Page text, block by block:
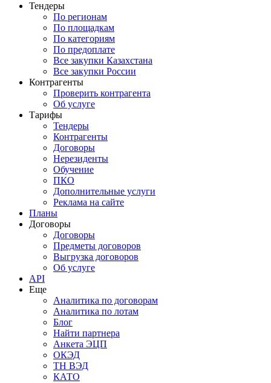
Тендеры
По регионам
По площадкам
По категориям
По предоплате
Все закупки Казахстана
Все закупки России
Контрагенты
Проверить контрагента
Об услуге
Тарифы
Тендеры
Контрагенты
Договоры
Нерезиденты
Обучение
ПКО
Дополнительные услуги
Реклама на сайте
Планы
Договоры
Договоры
Предметы договоров
Выгрузка договоров
Об услуге
API
Еще
Аналитика по договорам
Аналитика по лотам
Блог
Найти партнера
Анкета ЭЦП
ОКЭД
ТН ВЭД
КАТО